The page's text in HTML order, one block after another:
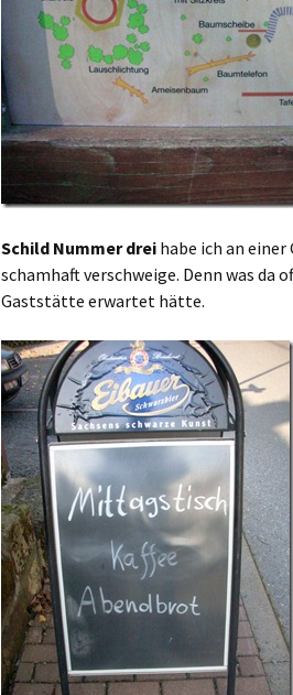
Schild Nummer drei habe ich an
schamhaft verschweige. Denn was da
Gaststätte erwartet hätte.